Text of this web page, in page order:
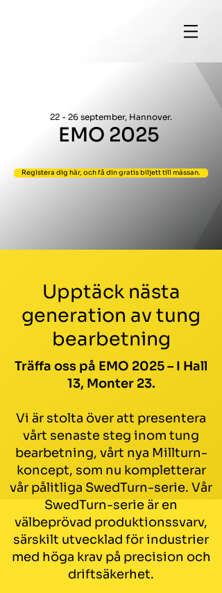
22 - 26 september, Hannover.
EMO 2025
Registera dig här, och få din gratis biljett till mässan.
Upptäck nästa
generation av tung
bearbetning
Träffa oss på EMO 2025 – I Hall
13, Monter 23.
Vi är stolta över att presentera
vårt senaste steg inom tung
bearbetning, vårt nya Millturn-
koncept, som nu kompletterar
vår pålitliga SwedTurn-serie.​ Vår
SwedTurn-serie är en
välbeprövad produktionssvarv,
särskilt utvecklad för industrier
med höga krav på precision och
driftsäkerhet.